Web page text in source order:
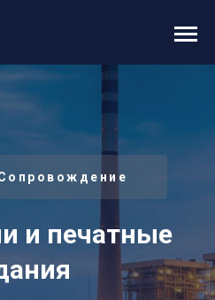
и печатные